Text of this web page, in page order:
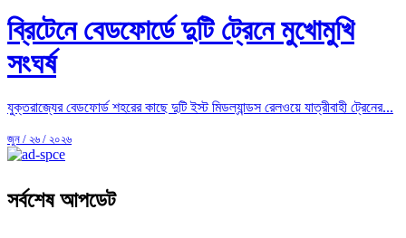
ব্রিটেনে বেডফোর্ডে দুটি ট্রেনে মুখোমুখি
সংঘর্ষ
যুক্তরাজ্যের বেডফোর্ড শহরের কাছে দুটি ইস্ট মিডল্যান্ডস রেলওয়ে যাত্রীবাহী ট্রেনের...
জুন / ২৬ / ২০২৬
সর্বশেষ আপডেট